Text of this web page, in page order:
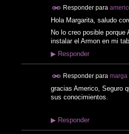
Responder para
Hola Margarita, saludo
No lo creo posible
instalar el Armon en mi
▶Responder
Responder para marga
gracias Americo, Seguro
sus conocimientos.
▶Responder